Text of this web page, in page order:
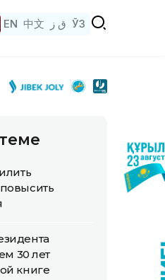
EN 中文 ق ز ЎЗ
30 лет
книге